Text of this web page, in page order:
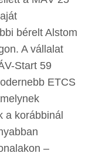
bérelt Alstom
A vállalat
Start 59
ETCS
a korábbinál
–